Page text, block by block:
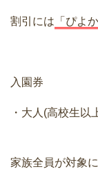
割引には 「ぴよ
入園券
・大人(高校生
家族全員が対象